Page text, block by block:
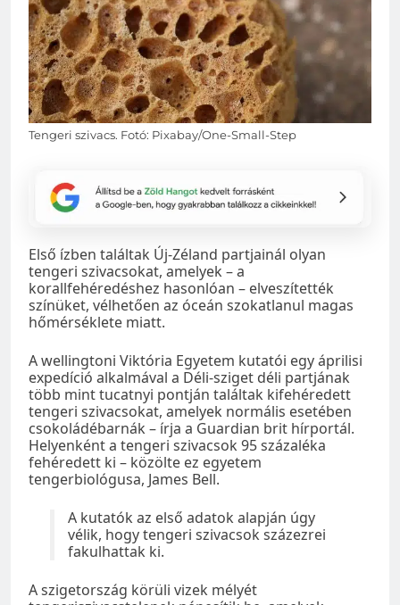
Tengeri szivacs. Fotó: Pixabay/One-Small-Step
Első ízben találtak Új-Zéland partjainál olyan
tengeri szivacsokat, amelyek – a
korallfehéredéshez hasonlóan – elveszítették
színüket, vélhetően az óceán szokatlanul magas
hőmérséklete miatt.
A wellingtoni Viktória Egyetem kutatói egy áprilisi
expedíció alkalmával a Déli-sziget déli partjának
több mint tucatnyi pontján találtak kifehéredett
tengeri szivacsokat, amelyek normális esetében
csokoládébarnák – írja a Guardian brit hírportál.
Helyenként a tengeri szivacsok 95 százaléka
fehéredett ki – közölte ez egyetem
tengerbiológusa, James Bell.
A kutatók az első adatok alapján úgy
vélik, hogy tengeri szivacsok százezrei
fakulhattak ki.
A szigetország körüli vizek mélyét